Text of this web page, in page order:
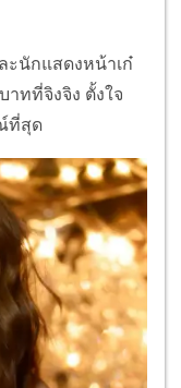
ะนักแสดงหน้าเก๋
าทที่จิงจิง ตั้งใจ
ที่สุด